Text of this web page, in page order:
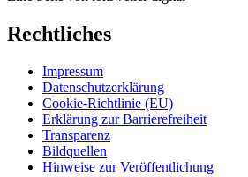
Rechtliches
Impressum
Datenschutzerklärung
Cookie-Richtlinie (EU)
Erklärung zur Barrierefreiheit
Transparenz
Bildquellen
Hinweise zur Veröffentlichung